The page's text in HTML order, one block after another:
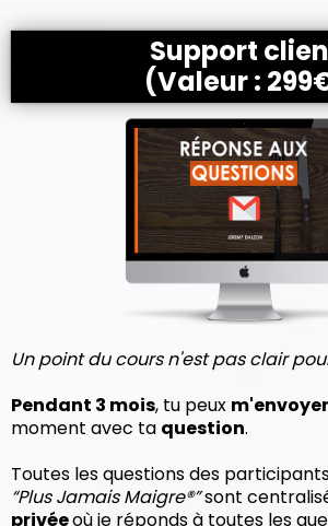
Support
(Valeur :
Un point du cours n'est pas clair
Pendant 3 mois, tu peux m'envoyer
moment avec ta question.
Toutes les questions des
“Plus Jamais Maigre®”sont
privéeoù je réponds à toutes les